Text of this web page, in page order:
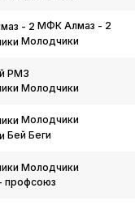
МФК Алмаз - 2
Молодчики
РМЗ
Молодчики
Молодчики
Бей Беги
Молодчики
профсоюз